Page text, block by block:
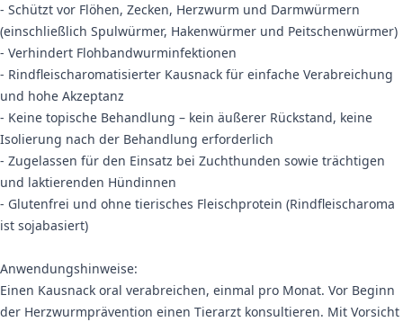
- Schützt vor Flöhen, Zecken, Herzwurm und Darmwürmern
(einschließlich Spulwürmer, Hakenwürmer und Peitschenwürmer)
- Verhindert Flohbandwurminfektionen
- Rindfleischaromatisierter Kausnack für einfache Verabreichung
und hohe Akzeptanz
- Keine topische Behandlung – kein äußerer Rückstand, keine
Isolierung nach der Behandlung erforderlich
- Zugelassen für den Einsatz bei Zuchthunden sowie trächtigen
und laktierenden Hündinnen
- Glutenfrei und ohne tierisches Fleischprotein (Rindfleischaroma
ist sojabasiert)
Anwendungshinweise:
Einen Kausnack oral verabreichen, einmal pro Monat. Vor Beginn
der Herzwurmprävention einen Tierarzt konsultieren. Mit Vorsicht